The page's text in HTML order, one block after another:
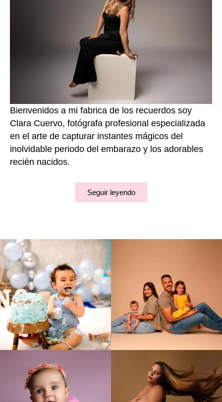
Bienvenidos a mi fabrica de los recuerdos soy
Clara Cuervo, fotógrafa profesional especializada
en el arte de capturar instantes mágicos del
inolvidable periodo del embarazo y los adorables
recién nacidos.
Seguir leyendo